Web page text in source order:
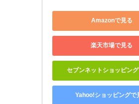
Amazonで見る
楽天市場で見る
セブンネットショッピン
Yahoo!ショッピングで